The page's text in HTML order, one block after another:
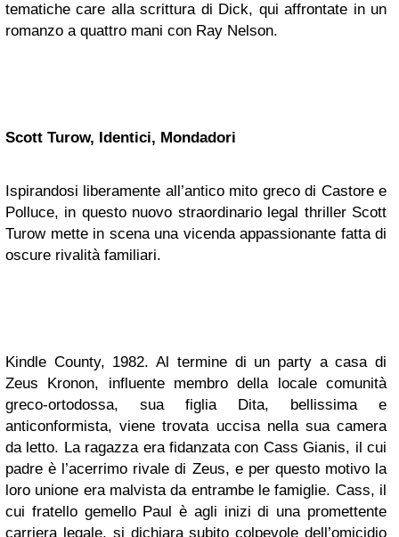
tematiche care alla scrittura di Dick, qui affrontate in un
romanzo a quattro mani con Ray Nelson.
Scott Turow, Identici, Mondadori
Ispirandosi liberamente all’antico mito greco di Castore e
Polluce, in questo nuovo straordinario legal thriller Scott
Turow mette in scena una vicenda appassionante fatta di
oscure rivalità familiari.
Kindle County, 1982. Al termine di un party a casa di
Zeus Kronon, influente membro della locale comunità
greco-ortodossa, sua figlia Dita, bellissima e
anticonformista, viene trovata uccisa nella sua camera
da letto. La ragazza era fidanzata con Cass Gianis, il cui
padre è l’acerrimo rivale di Zeus, e per questo motivo la
loro unione era malvista da entrambe le famiglie. Cass, il
cui fratello gemello Paul è agli inizi di una promettente
carriera legale, si dichiara subito colpevole dell’omicidio